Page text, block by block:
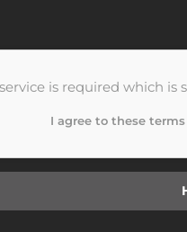
is required which
I agree to these